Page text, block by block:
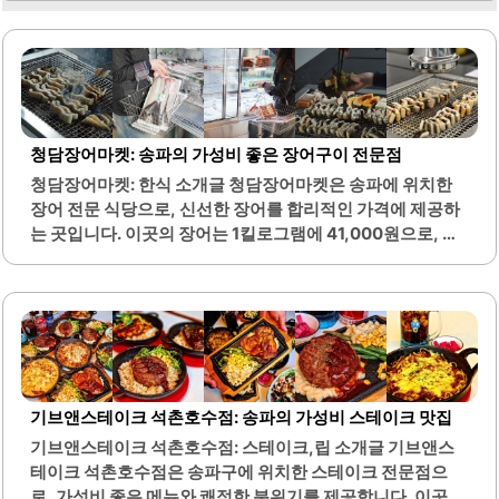
청담장어마켓: 송파의 가성비 좋은 장어구이 전문점
청담장어마켓: 한식 소개글 청담장어마켓은 송파에 위치한
장어 전문 식당으로, 신선한 장어를 합리적인 가격에 제공하
는 곳입니다. 이곳의 장어는 1킬로그램에 41,000원으로, 서
장어의 육즙과 고소한 풍미를 최대한 느낄 수 있습니다.매장
은 넓고 쾌적하여 가족 단위의 방문이나 단체 회식에도 적합
합니다. 또한, 상차림비를 지불하면 다양한 야채를 무한으로
제공받을 수 있어 가성비가 뛰어납니다. 청담장어마켓은 장
어 외에도 주먹밥, 냉면, 계란찜 등 다양한 사이드 메뉴를 함
께 즐길 수 있어 식사의 만족도를 높입니다.이곳은 장어의 신
선도가 높고, 손질이 잘 되어 잡내가 없으며, 부드러운 식감
이 특징입니다. 매장 내부는 깨끗하고 환기가 잘 되어 쾌적한
기브앤스테이크 석촌호수점: 송파의 가성비 스테이크 맛집
기브앤스테이크 석촌호수점: 스테이크,립 소개글 기브앤스
테이크 석촌호수점은 송파구에 위치한 스테이크 전문점으